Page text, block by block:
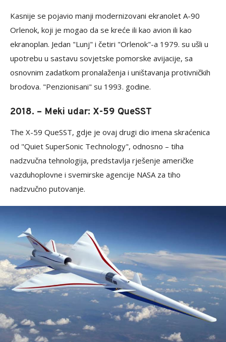
Kasnije se pojavio manji modernizovani ekranolet A-90
Orlenok, koji je mogao da se kreće ili kao avion ili kao
ekranoplan. Jedan "Lunj" i četiri "Orlenok"-a 1979. su ušli u
upotrebu u sastavu sovjetske pomorske avijacije, sa
osnovnim zadatkom pronalaženja i uništavanja protivničkih
brodova. "Penzionisani" su 1993. godine.
2018. – Meki udar: X-59 QueSST
The X-59 QueSST, gdje je ovaj drugi dio imena skraćenica
od "Quiet SuperSonic Technology", odnosno – tiha
nadzvučna tehnologija, predstavlja rješenje američke
vazduhoplovne i svemirske agencije NASA za tiho
nadzvučno putovanje.